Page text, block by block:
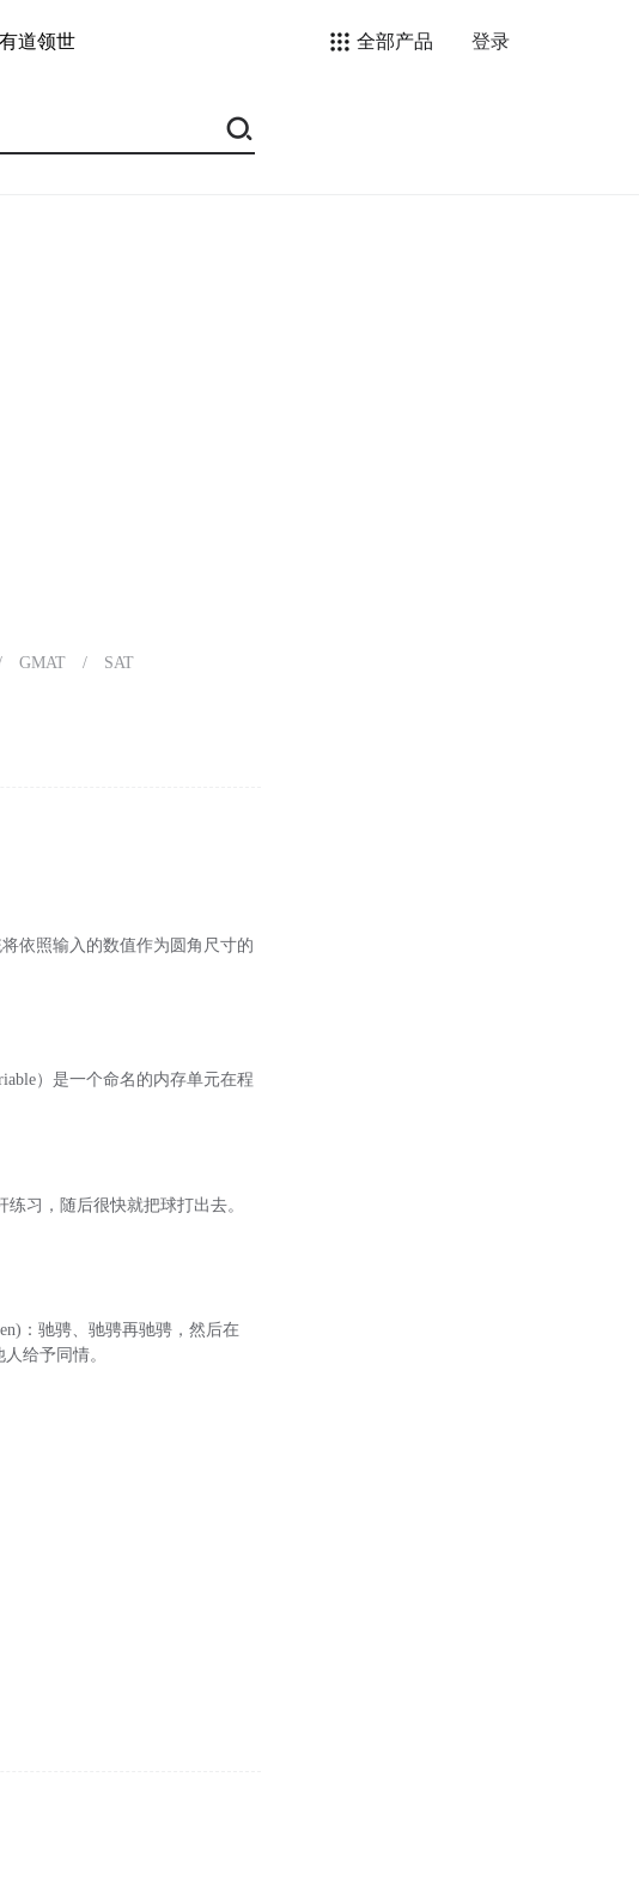
有道领世 全部产品 登录
GMAT / SAT
依照输入的数值作为圆角尺寸的
）是一个命名的内存单元在程
习，随后很快就把球打出去。
：驰骋、驰骋再驰骋，然后在
给予同情。